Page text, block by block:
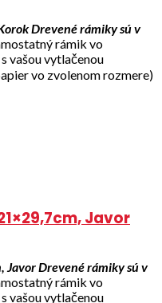
Drevené rámiky sú v
rámik vo
vašou vytlačenou
vo zvolenom rozmere)
Javor
JavorDrevené rámiky sú v
rámik vo
vašou vytlačenou